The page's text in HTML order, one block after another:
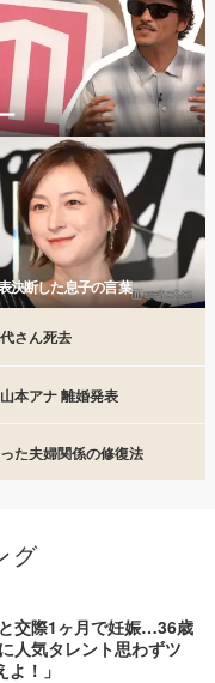
決断した息子の言葉
さん死去
本アナ 離婚発表
た夫婦関係の修復法
グ
交際1ヶ月で妊娠…36歳
人気タレント思わずツ
！」